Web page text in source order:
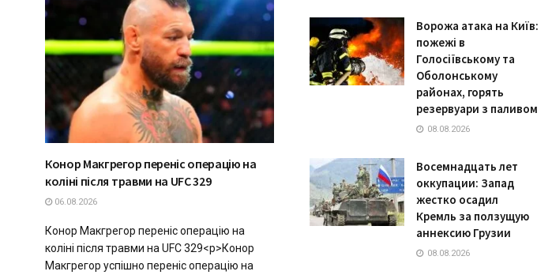
Конор Макгрегор переніс операцію на
коліні після травми на UFC 329
06.08.2026
Конор Макгрегор переніс операцію на
коліні після травми на UFC 329<p>Конор
Макгрегор успішно переніс операцію на
Ворожа атака на Київ:
пожежі в
Голосіївському та
Оболонському
районах, горять
резервуари з паливом
08.08.2026
Восемнадцать лет
оккупации: Запад
жестко осадил
Кремль за ползущую
аннексию Грузии
08.08.2026